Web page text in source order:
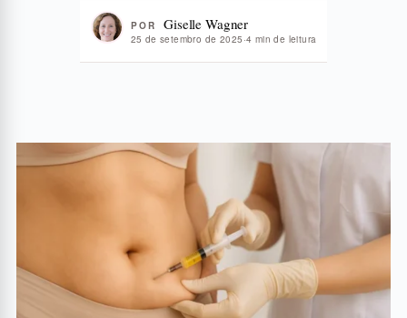
POR Giselle Wagner
25 de setembro de 2025 ·4 min de leitura